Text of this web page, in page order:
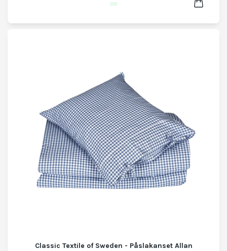
Classic Textile of Sweden - Påslakanset Allan